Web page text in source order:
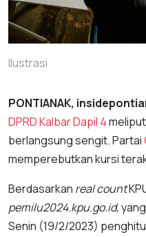
Ilustrasi
PONTIANAK,
DPRD Kalbar Dapil 4
berlangsung sengit. Partai
memperebutkan kursi
Berdasarkan real count
pemilu2024.kpu.go.id,
Senin (19/2/2023)